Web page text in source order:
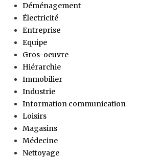
Déménagement
Électricité
Entreprise
Equipe
Gros-oeuvre
Hiérarchie
Immobilier
Industrie
Information communication
Loisirs
Magasins
Médecine
Nettoyage